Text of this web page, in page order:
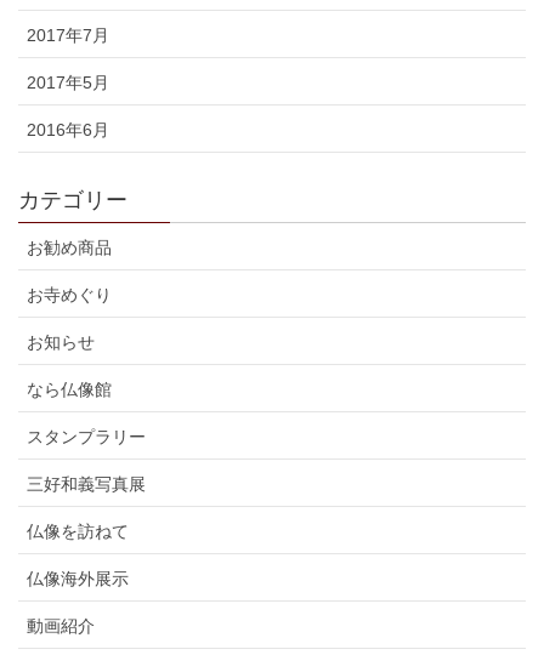
2017年7月
2017年5月
2016年6月
カテゴリー
お勧め商品
お寺めぐり
お知らせ
なら仏像館
スタンプラリー
三好和義写真展
仏像を訪ねて
仏像海外展示
動画紹介